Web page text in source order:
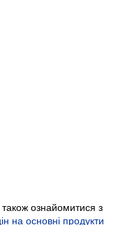
ознайомитися з
на основні продукти